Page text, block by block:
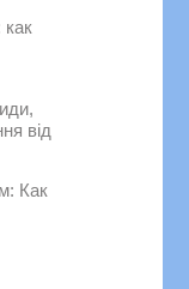
від
Как